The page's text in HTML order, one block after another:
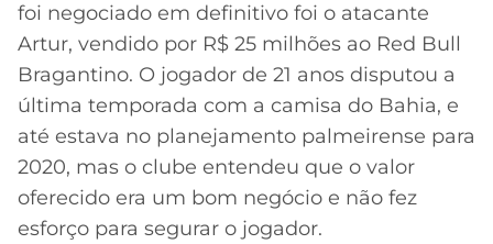
foi negociado em definitivo foi o atacante
Artur, vendido por R$ 25 milhões ao Red Bull
Bragantino. O jogador de 21 anos disputou a
última temporada com a camisa do Bahia, e
até estava no planejamento palmeirense para
2020, mas o clube entendeu que o valor
oferecido era um bom negócio e não fez
esforço para segurar o jogador.